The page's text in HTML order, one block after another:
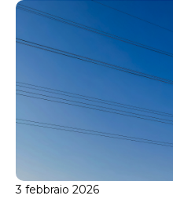
3 febbraio 2026